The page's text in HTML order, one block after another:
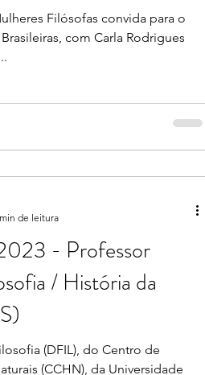
Filósofas convida para o
com Carla Rodrigues
- Professor
/ História da
(DFIL), do Centro de
(CCHN), da Universidade
de leitura